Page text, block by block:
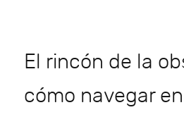
El rincón de la
cómo navegar